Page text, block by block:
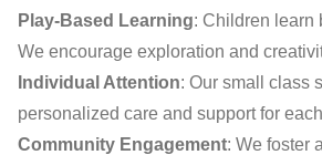
Play-Based Learning: Children learn
We encourage exploration and
Individual Attention: Our small class
personalized care and support for
Community Engagement: We foster